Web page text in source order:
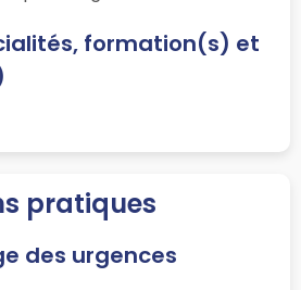
formation(s) et
pratiques
des urgences